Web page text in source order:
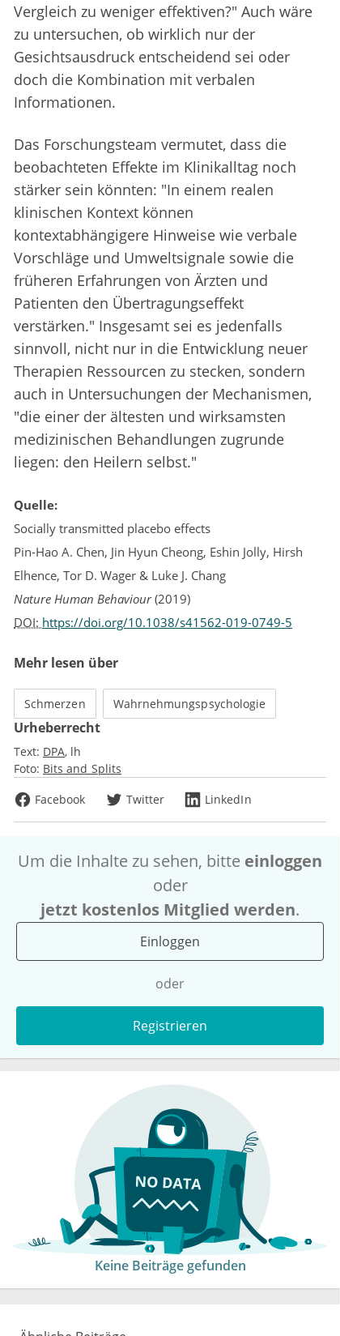
Vergleich zu weniger effektiven?" Auch wäre
zu untersuchen, ob wirklich nur der
Gesichtsausdruck entscheidend sei oder
doch die Kombination mit verbalen
Informationen.
Das Forschungsteam vermutet, dass die
beobachteten Effekte im Klinikalltag noch
stärker sein könnten: "In einem realen
klinischen Kontext können
kontextabhängigere Hinweise wie verbale
Vorschläge und Umweltsignale sowie die
früheren Erfahrungen von Ärzten und
Patienten den Übertragungseffekt
verstärken." Insgesamt sei es jedenfalls
sinnvoll, nicht nur in die Entwicklung neuer
Therapien Ressourcen zu stecken, sondern
auch in Untersuchungen der Mechanismen,
"die einer der ältesten und wirksamsten
medizinischen Behandlungen zugrunde
liegen: den Heilern selbst."
Quelle:
Socially transmitted placebo effects
Pin-Hao A. Chen, Jin Hyun Cheong, Eshin Jolly, Hirsh
Elhence, Tor D. Wager & Luke J. Chang
Nature Human Behaviour(2019)
DOI: https://doi.org/10.1038/s41562-019-0749-5
Mehr lesen über
Schmerzen Wahrnehmungspsychologie
Urheberrecht
Text: DPA lh
Foto: Bits and Splits
Facebook
Twitter LinkedIn
Um die Inhalte zu sehen, bitte einloggen
oder
jetzt kostenlos Mitglied werden.
Einloggen
oder
Registrieren
Keine Beiträge gefunden